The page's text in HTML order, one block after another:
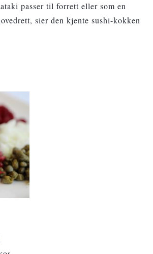
passer til forrett eller som en
sier den kjente sushi-kokken